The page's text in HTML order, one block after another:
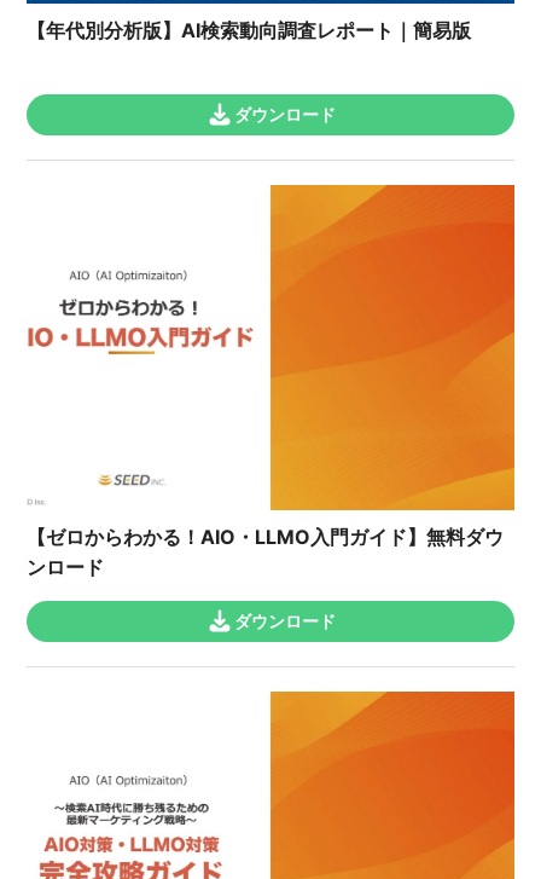
【年代別分析版】AI検索動向調査レポート｜簡易版
ダウンロード
【ゼロからわかる！AIO・LLMO入門ガイド】無料ダウ
ンロード
ダウンロード